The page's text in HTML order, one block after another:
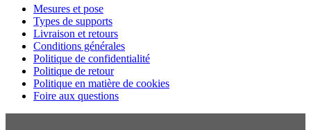
Mesures et pose
Types de supports
Livraison et retours
Conditions générales
Politique de confidentialité
Politique de retour
Politique en matière de cookies
Foire aux questions